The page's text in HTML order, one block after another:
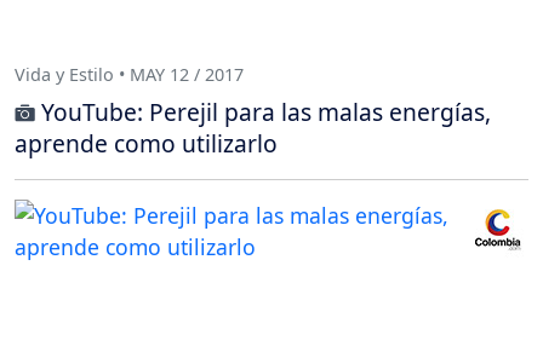
Vida y Estilo • MAY 12 / 2017
YouTube: Perejil para las malas energías,
aprende como utilizarlo